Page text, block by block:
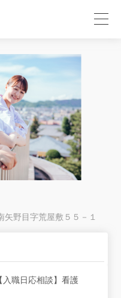
矢野目字荒屋敷５５－１
入職日応相談】看護